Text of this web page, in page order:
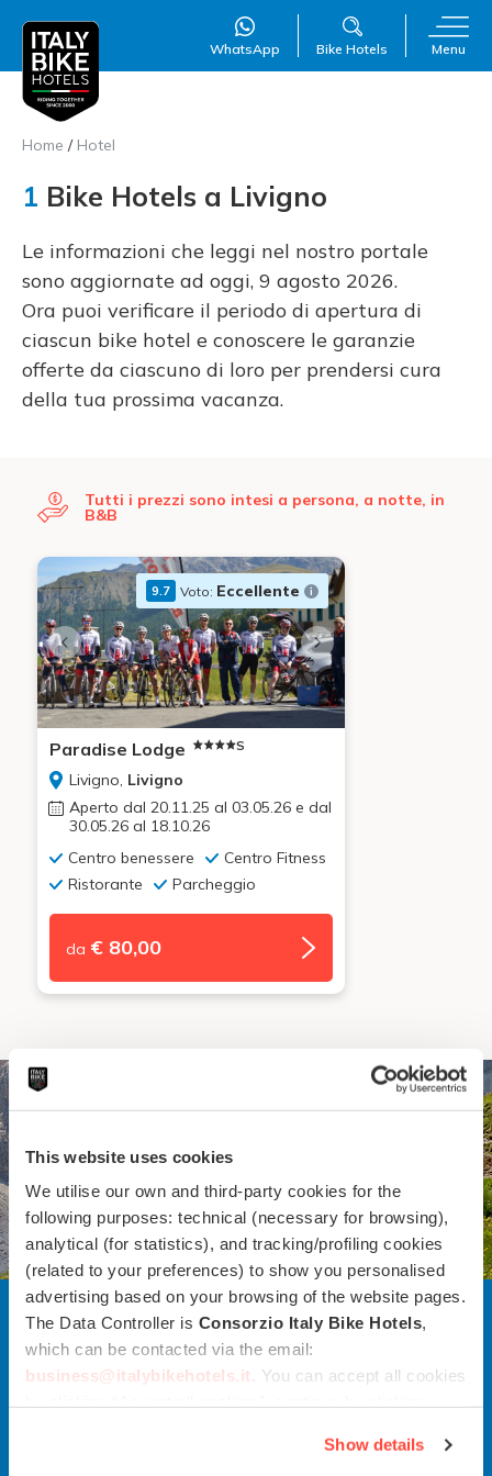
This website uses cookies
We utilise our own and third-party cookies for the
following purposes: technical (necessary for browsing),
analytical (for statistics), and tracking/profiling cookies
(related to your preferences) to show you personalised
advertising based on your browsing of the website pages.
The Data Controller is Consorzio Italy Bike Hotels,
which can be contacted via the email:
business@italybikehotels.it . You can accept all cookies
Show details
Menu
Bike Hotels
WhatsApp
Home / Hotel
1 Bike Hotels a Livigno
Le informazioni che leggi nel nostro portale
sono aggiornate ad oggi, 9 agosto 2026.
Ora puoi verificare il periodo di apertura di
ciascun bike hotel e conoscere le garanzie
offerte da ciascuno di loro per prendersi cura
della tua prossima vacanza.
Tutti i prezzi sono intesi a persona, a notte, in
B&B
9.7 Voto: Eccellente
Paradise Lodge S
Livigno, Livigno
Aperto dal 20.11.25 al 03.05.26 e dal
30.05.26 al 18.10.26
Centro benessere
Centro Fitness
Ristorante
Parcheggio
da € 80,00
Ami la bici e le vacanze?
Anche noi, restiamo in contatto!
WillAI
Online